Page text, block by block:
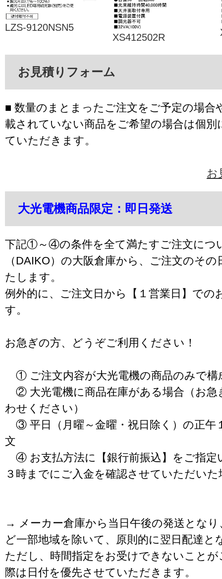
LZS-9120NSN5
XS412502R
お見積りフォーム
■ 数量のまとまったご注文をご予定の場合
載されていない商品をご希望の場合は個別
ていただきます。
お
大光電機商品限定：即日発送
下記①～④の条件を全て満たすご注文につ
（DAIKO）の大阪倉庫から、ご注文のそ
たします。
例外的に、ご注文日から【１営業日】での
す。
お急ぎの方、どうぞご利用ください！
① ご注文内容が大光電機の商品のみで構
② 大光電機に商品在庫がある場合（お急
わせください）
③ 平日（月曜～金曜・祝日除く）の正午
文
④ お支払方法に【銀行前振込】をご指定
３時までにご入金を確認させていただいた
→ メーカー倉庫から当日午後の発送となり
ど一部地域を除いて、原則的に翌日配達と
ただし、時間指定をお受けできないこと
際は日付を優先させていただきます。